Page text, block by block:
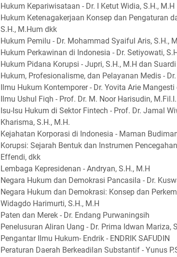
Hukum Kepariwisataan - Dr. I Ketut Widia, S.H., M.H
Hukum Ketenagakerjaan Konsep dan Pengaturan
S.H., M.Hum dkk
Hukum Pemilu - Dr. Mohammad Syaiful Aris, S.H.,
Hukum Perkawinan di Indonesia - Dr. Setiyowati,
Hukum Pidana Korupsi - Jupri, S.H., M.H dan Suardi
Hukum, Profesionalisme, dan Pelayanan Medis -
Ilmu Hukum Kontemporer - Dr. Yovita Arie
Ilmu Ushul Fiqh - Prof. Dr. M. Noor Harisudin, M.FiI.I.
Isu-Isu Hukum di Sektor Fintech - Prof. Dr. Jamal
Kharisma, S.H., M.H.
Kejahatan Korporasi di Indonesia - Maman
Korupsi: Sejarah Bentuk dan Instrumen
Effendi, dkk
Lembaga Kepresidenan - Andryan, S.H., M.H
Negara Hukum dan Demokrasi Pancasila - Dr.
Negara Hukum dan Demokrasi: Konsep dan
Widagdo Harimurti, S.H., M.H
Paten dan Merek - Dr. Endang Purwaningsih
Penelusuran Aliran Uang - Dr. Prima Idwan Mariza,
Pengantar Ilmu Hukum- Endrik - ENDRIK SAFUDIN
Peraturan Daerah Berkeadilan Substantif - Yunus